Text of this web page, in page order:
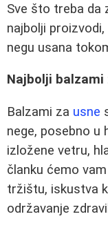
Sve što treba da
najbolji
negu usana
Najbolji balzami
Balzami za usne
nege, posebno u
izložene vetru,
članku ćemo
tržištu, iskustva
održavanje